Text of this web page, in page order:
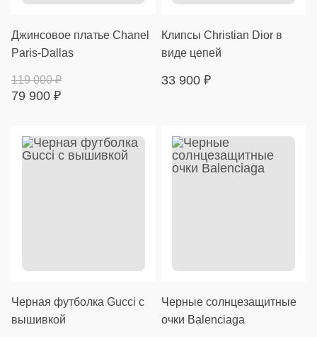
Джинсовое платье Chanel
Paris-Dallas
79 900 ₽
119 000₽
Клипсы Christian Dior в
виде цепей
33 900 ₽
Черная футболка Gucci с
вышивкой
Черные солнцезащитные
очки Balenciaga